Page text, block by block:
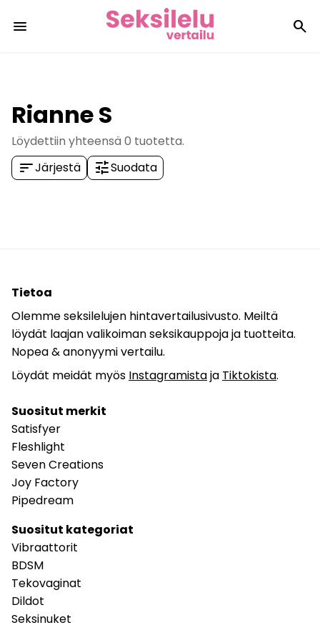
menu search
Rianne S
Löydettiin yhteensä 0 tuotetta.
sortJärjestä tuneSuodata
Tietoa
Olemme seksilelujen hintavertailusivusto. Meiltä
löydät laajan valikoiman seksikauppoja ja tuotteita.
Nopea & anonyymi vertailu.
Löydät meidät myös Instagramistaja Tiktokista.
Suositut merkit
Satisfyer
Fleshlight
Seven Creations
Joy Factory
Pipedream
Suositut kategoriat
Vibraattorit
BDSM
Tekovaginat
Dildot
Seksinuket